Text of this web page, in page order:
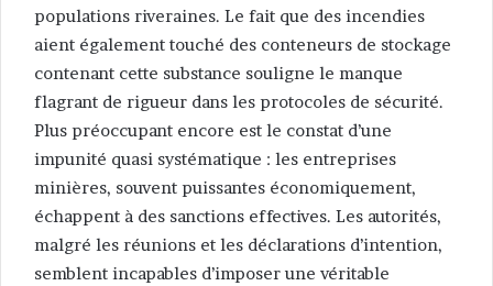
populations riveraines. Le fait que des incendies
aient également touché des conteneurs de stockage
contenant cette substance souligne le manque
flagrant de rigueur dans les protocoles de sécurité.
Plus préoccupant encore est le constat d’une
impunité quasi systématique : les entreprises
minières, souvent puissantes économiquement,
échappent à des sanctions effectives. Les autorités,
malgré les réunions et les déclarations d’intention,
semblent incapables d’imposer une véritable